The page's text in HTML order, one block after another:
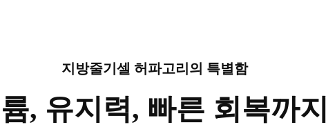
지방줄기셀 허파고리의 특별함
, 유지력, 빠른 회복까